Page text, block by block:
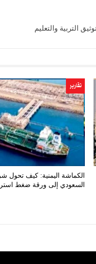
تقارير
الكماشة اليمنية: كيف تحول
السعودي إلى ورقة ضغط